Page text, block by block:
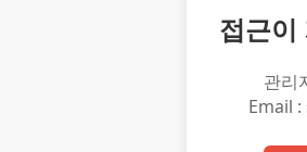
접근이
관리
Email